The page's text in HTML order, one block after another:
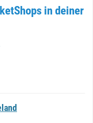
in deiner